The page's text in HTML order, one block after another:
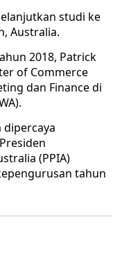
studi ke
Australia.
2018, Patrick
of Commerce
dan Finance di
dipercaya
(PPIA)
tahun